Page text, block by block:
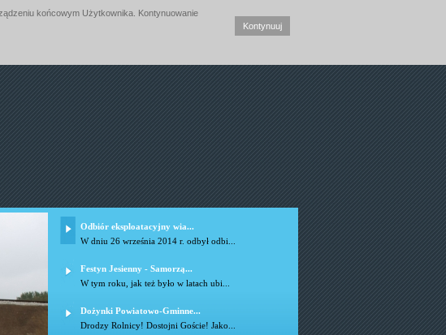
Kontynuuj
końcowym Użytkownika. Kontynuowanie
Odbiór eksploatacyjny wia...
W dniu 26 września 2014 r. odbył odbi...
Festyn Jesienny - Samorzą...
W tym roku, jak też było w latach ubi...
Dożynki Powiatowo-Gminne...
Drodzy Rolnicy! Dostojni Goście! Jako...